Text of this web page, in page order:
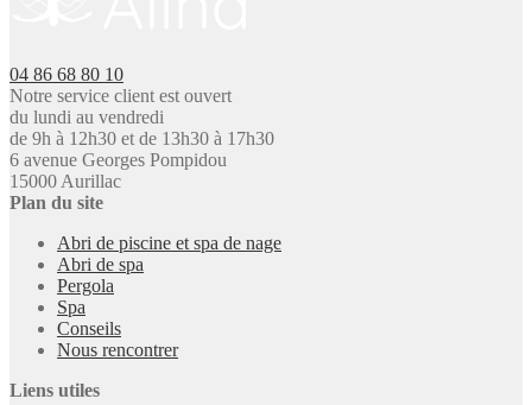
04 86 68 80 10
Notre service client est ouvert
du lundi au vendredi
de 9h à 12h30 et de 13h30 à 17h30
6 avenue Georges Pompidou
15000 Aurillac
Plan du site
Abri de piscine et spa de nage
Abri de spa
Pergola
Spa
Conseils
Nous rencontrer
Liens utiles